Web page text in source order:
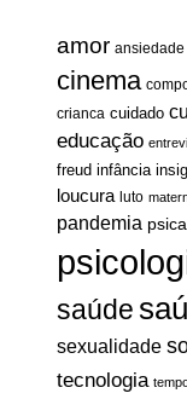
amor ansiedade
cinema
crianca cuidado
educação
freud infância
loucura luto
pandemia
saúde
sexualidade
tecnologia